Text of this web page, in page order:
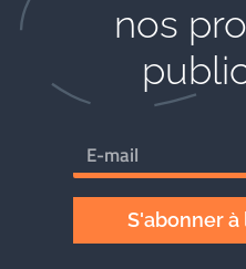
nos
S'abonner